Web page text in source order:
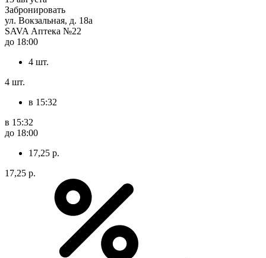
Забронировать
ул. Вокзальная, д. 18а
SAVA Аптека №22
до 18:00
4 шт.
4 шт.
в 15:32
в 15:32
до 18:00
17,25 р.
17,25 р.